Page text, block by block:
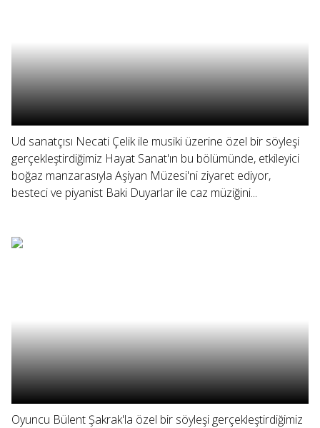
Ud sanatçısı Necati Çelik ile musiki üzerine özel bir söyleşi
gerçekleştirdiğimiz Hayat Sanat'ın bu bölümünde, etkileyici
boğaz manzarasıyla Aşiyan Müzesi'ni ziyaret ediyor,
besteci ve piyanist Baki Duyarlar ile caz müziğini...
Oyuncu Bülent Şakrak'la özel bir söyleşi gerçekleştirdiğimiz